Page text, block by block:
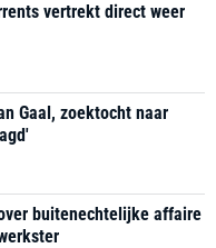
vertrekt direct weer
Gaal, zoektocht naar
buitenechtelijke affaire